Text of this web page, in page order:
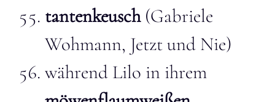
tantenkeusch(Gabriele
Wohmann, Jetzt und Nie)
während Lilo in ihrem